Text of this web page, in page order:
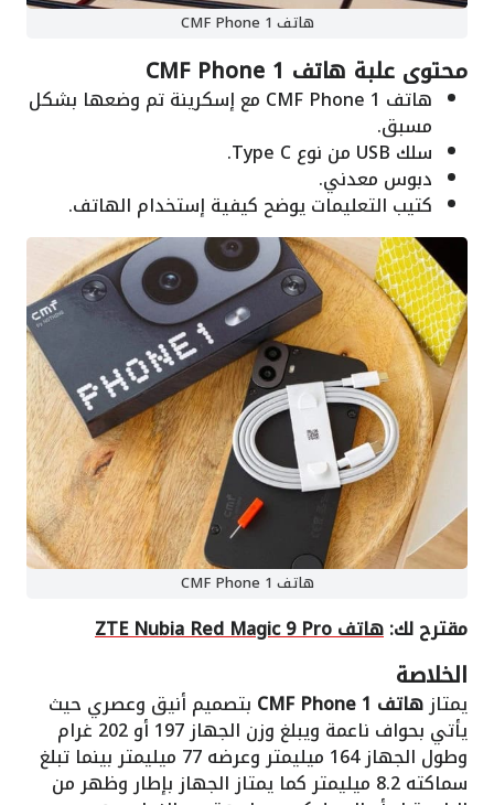
هاتف CMF Phone 1
محتوى علبة هاتف CMF Phone 1
هاتف CMF Phone 1 مع إسكرينة تم وضعها بشكل
مسبق.
سلك USB من نوع Type C.
دبوس معدني.
كتيب التعليمات يوضح كيفية إستخدام الهاتف.
هاتف CMF Phone 1
مقترح لك:هاتف ZTE Nubia Red Magic 9 Pro
الخلاصة
يمتازهاتف CMF Phone 1 بتصميم أنيق وعصري حيث
يأتي بحواف ناعمة ويبلغ وزن الجهاز 197 أو 202 غرام
وطول الجهاز 164 ميليمتر وعرضه 77 ميليمتر بينما تبلغ
سماكته 8.2 ميليمتر كما يمتاز الجهاز بإطار وظهر من